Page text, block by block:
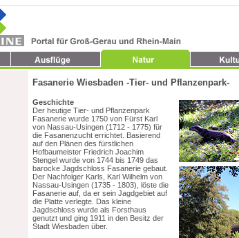
Fasanerie Wiesbaden -Tier- und Pflanzenpark-
Geschichte
Der heutige Tier- und Pflanzenpark
Fasanerie wurde 1750 von Fürst Karl
von Nassau-Usingen (1712 - 1775) für
die Fasanenzucht errichtet. Basierend
auf den Plänen des fürstlichen
Hofbaumeister Friedrich Joachim
Stengel wurde von 1744 bis 1749 das
barocke Jagdschloss Fasanerie gebaut.
Der Nachfolger Karls, Karl Wilhelm von
Nassau-Usingen (1735 - 1803), löste die
Fasanerie auf, da er sein Jagdgebiet auf
die Platte verlegte. Das kleine
Jagdschloss wurde als Forsthaus
genutzt und ging 1911 in den Besitz der
Stadt Wiesbaden über.